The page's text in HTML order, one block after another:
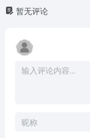
暂无评论